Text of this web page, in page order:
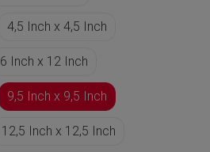
4,5 Inch x 4,5 Inch
6 Inch x 12 Inch
9,5 Inch x 9,5 Inch
12,5 Inch x 12,5 Inch